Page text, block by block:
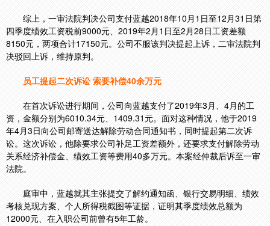
综上，一审法院判决公司支付蓝越2018年10月1日至12月31日第
四季度绩效工资税前9000元、2019年2月1日至2月28日工资差额
8150元，两项合计17150元。公司不服该判决提起上诉，二审法院判
决驳回上诉，维持原判。
员工提起二次诉讼 索要补偿40余万元
在首次诉讼进行期间，公司向蓝越支付了2019年3月、4月的工
资，金额分别为6010.34元、1409.31元。面对这种情况，他于2019
年4月3日向公司邮寄送达解除劳动合同通知书，同时提起第二次诉
讼。这次诉讼，他除要求公司补足工资差额外，还要求支付解除劳动
关系经济补偿金、绩效工资等费用40多万元。本案经仲裁后诉至一审
法院。
庭审中，蓝越就其主张提交了解约通知函、银行交易明细、绩效
考核兑现方案、个人所得税截图等证据，证明其季度绩效总额为
12000元、在入职公司前曾有5年工龄。